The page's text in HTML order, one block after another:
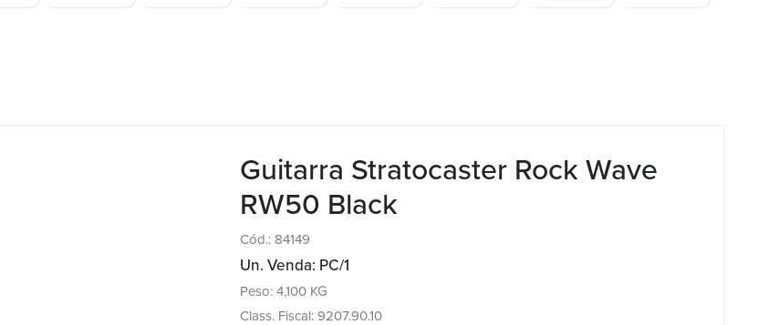
Guitarra Stratocaster Rock Wave
RW50 Black
Cód.: 84149
Un. Venda: PC/1
Peso: 4,100 KG
Class. Fiscal: 9207.90.10